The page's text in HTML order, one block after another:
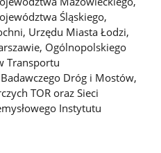
Śląskiego,
Urzędu Miasta Łodzi,
Ogólnopolskiego
Transportu
Dróg i Mostów,
TOR oraz Sieci
Instytutu